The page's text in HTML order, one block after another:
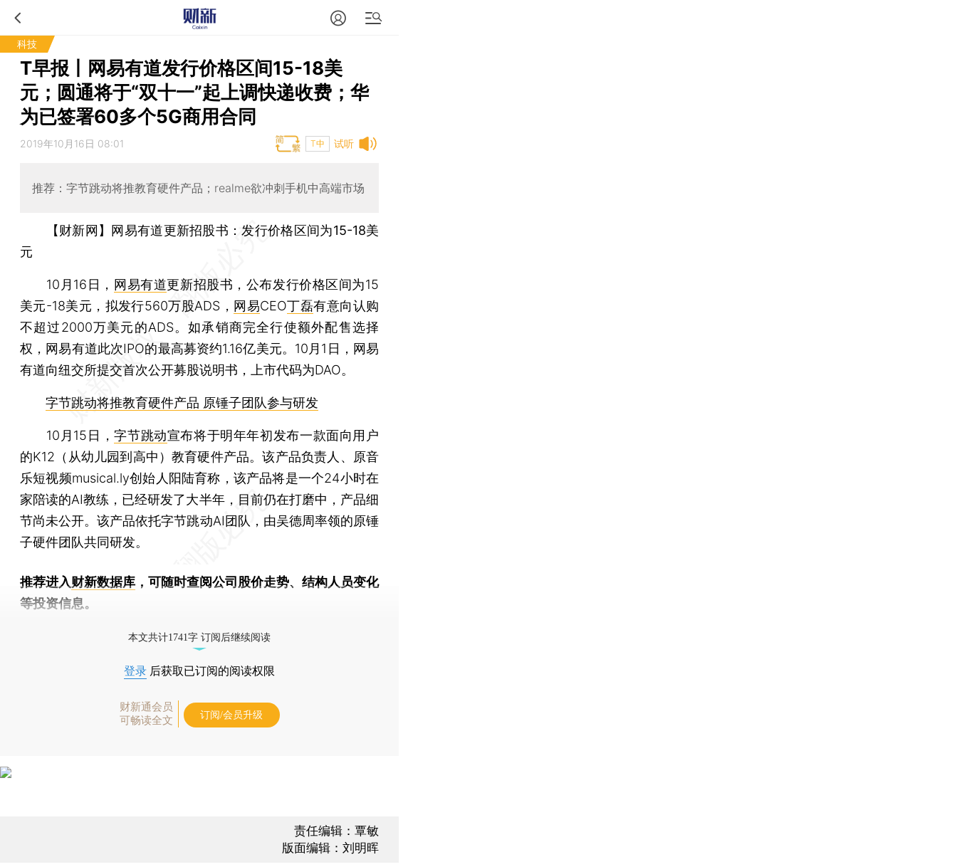
科技
T早报丨网易有道发行价格区间15-18美
元；圆通将于“双十一”起上调快递收费；华
为已签署60多个5G商用合同
试听
2019年10月16日 08:01 T中
推荐：字节跳动将推教育硬件产品；realme欲冲刺手机中高端市场
【财新网】网易有道更新招股书：发行价格区间为15-18美
元
10月16日， 网易有道更新招股书，公布发行价格区间为15
美元-18美元，拟发行560万股ADS， 网易CEO丁磊有意向认购
不超过2000万美元的ADS。如承销商完全行使额外配售选择
权，网易有道此次IPO的最高募资约1.16亿美元。10月1日，网易
有道向纽交所提交首次公开募股说明书，上市代码为DAO。
字节跳动将推教育硬件产品 原锤子团队参与研发
10月15日，字节跳动宣布将于明年年初发布一款面向用户
的K12（从幼儿园到高中）教育硬件产品。该产品负责人、原音
乐短视频musical.ly创始人阳陆育称，该产品将是一个24小时在
家陪读的AI教练，已经研发了大半年，目前仍在打磨中，产品细
节尚未公开。该产品依托字节跳动AI团队，由吴德周率领的原锤
子硬件团队共同研发。
推荐进入财新数据库 ，可随时查阅公司股价走势、结构人员变化
等投资信息。
本文共计1741字 订阅后继续阅读
登录 后获取已订阅的阅读权限
财新通会员
可畅读全文
订阅/会员升级
责任编辑：覃敏
版面编辑：刘明晖